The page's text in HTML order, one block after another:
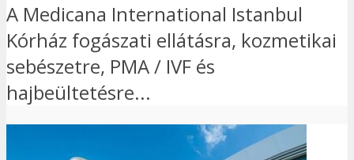
A Medicana International Istanbul
Kórház fogászati ellátásra, kozmetikai
sebészetre, PMA / IVF és
hajbeültetésre...